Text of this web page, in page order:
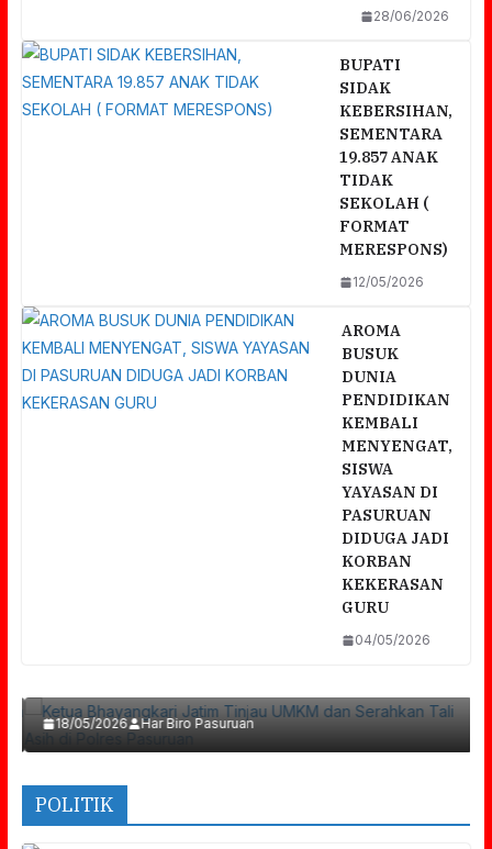
28/06/2026
BUPATI
SIDAK
KEBERSIHAN,
SEMENTARA
19.857 ANAK
TIDAK
SEKOLAH (
FORMAT
MERESPONS)
12/05/2026
AROMA
BUSUK
DUNIA
PENDIDIKAN
KEMBALI
MENYENGAT,
SISWA
YAYASAN DI
PASURUAN
DIDUGA JADI
KORBAN
KEKERASAN
GURU
04/05/2026
Ketua Bhayangkari Jatim Tinjau UMKM Dan
18/05/2026 Har Biro Pasuruan
POLITIK